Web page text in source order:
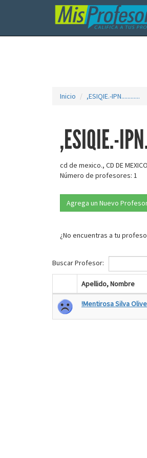
Inicio ,ESIQIE.-IPN............
,ESIQIE.-
cd de mexico., CD DE MEXICO
Número de profesores: 1
Agrega un Nuevo
¿No encuentras a tu
Buscar Profesor:
Apellido, Nombre
!Mentirosa Silva